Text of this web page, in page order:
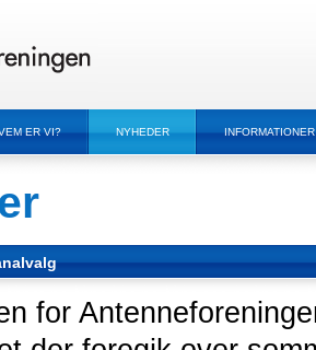
ER VI? NYHEDER INFORMATIONER
for